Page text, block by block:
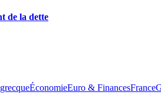
de la dette
ÉconomieEuro & FinancesFrance